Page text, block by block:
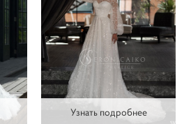
Узнать подробнее